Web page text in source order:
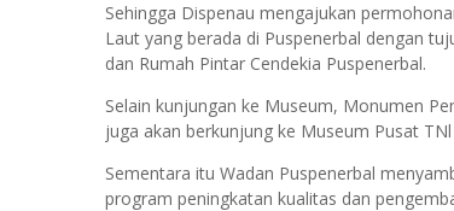
Sehingga Dispenau mengajukan
Laut yang berada di Puspenerbal dengan
dan Rumah Pintar Cendekia Puspenerbal.
Selain kunjungan ke Museum, Monumen
juga akan berkunjung ke Museum Pusat
Sementara itu Wadan Puspenerbal
program peningkatan kualitas dan